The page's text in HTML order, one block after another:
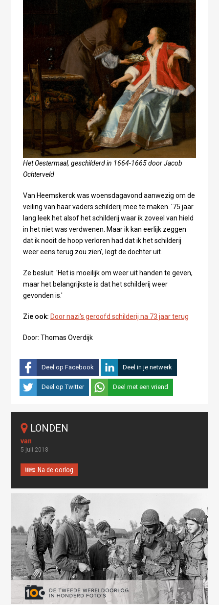
Het Oestermaal, geschilderd in 1664-1665 door Jacob
Ochterveld
Van Heemskerck was woensdagavond aanwezig om de
veiling van haar vaders schilderij mee te maken. '75 jaar
lang leek het alsof het schilderij waar ik zoveel van hield
in het niet was verdwenen. Maar ik kan eerlijk zeggen
dat ik nooit de hoop verloren had dat ik het schilderij
weer eens terug zou zien', legt de dochter uit.
Ze besluit: 'Het is moeilijk om weer uit handen te geven,
maar het belangrijkste is dat het schilderij weer
gevonden is.'
Zie ook: Door nazi's geroofd schilderij na 73 jaar terug
Door: Thomas Overdijk
Deel op Facebook Deel in je netwerk
Deel op Twitter Deel met een vriend
LONDEN
5 juli 2018
Na de oorlog